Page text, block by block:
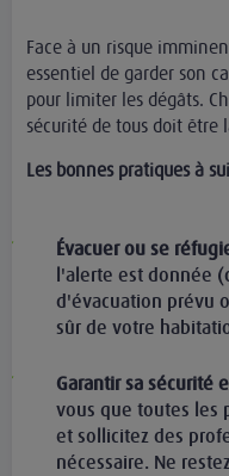
Face à un risque
essentiel de garder son
pour limiter les dégâts.
sécurité de tous doit être
Les bonnes pratiques à
Évacuer ou se
l'alerte est donnée
d'évacuation prévu
sûr de votre
Garantir sa sécurité
vous que toutes les
et sollicitez des
nécessaire. Ne